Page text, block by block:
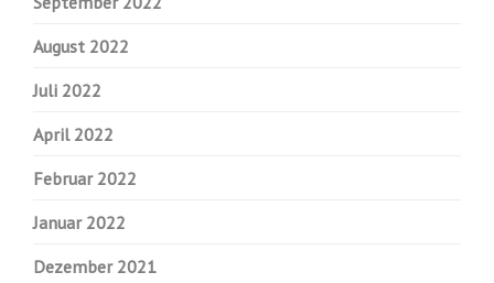
August 2022
Juli 2022
April 2022
Februar 2022
Januar 2022
Dezember 2021